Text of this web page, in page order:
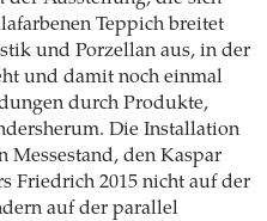
Teppich breitet
und Porzellan aus, in der
und damit noch einmal
durch Produkte,
Die Installation
Messestand, den Kaspar
Friedrich 2015 nicht auf der
auf der parallel